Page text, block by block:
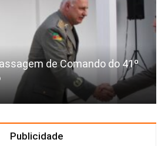
de Comando do 41º
Publicidade